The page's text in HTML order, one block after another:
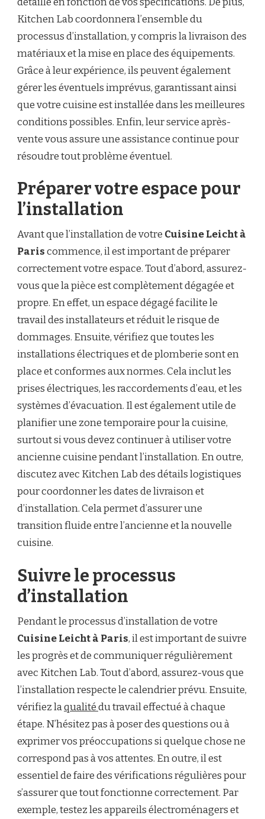
Kitchen Lab coordonnera l’ensemble du
processus d’installation, y compris la livraison des
matériaux et la mise en place des équipements.
Grâce à leur expérience, ils peuvent également
gérer les éventuels imprévus, garantissant ainsi
que votre cuisine est installée dans les meilleures
conditions possibles. Enfin, leur service après-
vente vous assure une assistance continue pour
résoudre tout problème éventuel.
Préparer votre espace pour
l’installation
Avant que l’installation de votre Cuisine Leicht à
Pariscommence, il est important de préparer
correctement votre espace. Tout d’abord, assurez-
vous que la pièce est complètement dégagée et
propre. En effet, un espace dégagé facilite le
travail des installateurs et réduit le risque de
dommages. Ensuite, vérifiez que toutes les
installations électriques et de plomberie sont en
place et conformes aux normes. Cela inclut les
prises électriques, les raccordements d’eau, et les
systèmes d’évacuation. Il est également utile de
planifier une zone temporaire pour la cuisine,
surtout si vous devez continuer à utiliser votre
ancienne cuisine pendant l’installation. En outre,
discutez avec Kitchen Lab des détails logistiques
pour coordonner les dates de livraison et
d’installation. Cela permet d’assurer une
transition fluide entre l’ancienne et la nouvelle
cuisine.
Suivre le processus
d’installation
Pendant le processus d’installation de votre
Cuisine Leicht à Paris, il est important de suivre
les progrès et de communiquer régulièrement
avec Kitchen Lab. Tout d’abord, assurez-vous que
l’installation respecte le calendrier prévu. Ensuite,
vérifiez laqualitédu travail effectué à chaque
étape. N’hésitez pas à poser des questions ou à
exprimer vos préoccupations si quelque chose ne
correspond pas à vos attentes. En outre, il est
essentiel de faire des vérifications régulières pour
s’assurer que tout fonctionne correctement. Par
exemple, testez les appareils électroménagers et